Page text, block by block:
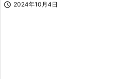
 2024年10月4日